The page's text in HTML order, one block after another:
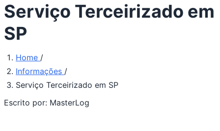
Serviço Terceirizado em
SP
Home /
Informações /
Serviço Terceirizado em SP
Escrito por: MasterLog